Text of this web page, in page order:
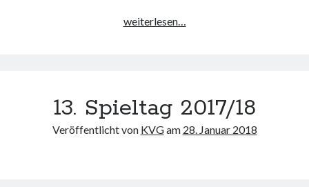
Nachrichtenarchiv
weiterlesen…
13. Spieltag 2017/18
Veröffentlicht von KVGam 28. Januar 2018